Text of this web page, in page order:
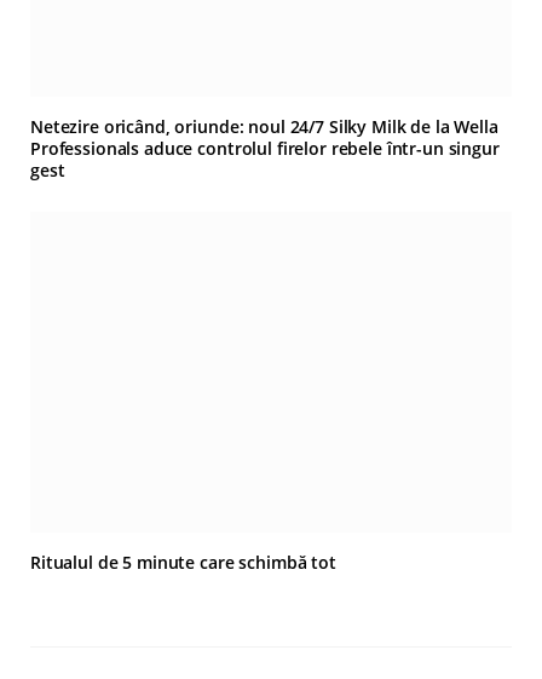
Netezire oricând, oriunde: noul 24/7 Silky Milk de la Wella
Professionals aduce controlul firelor rebele într-un singur
gest
Ritualul de 5 minute care schimbă tot